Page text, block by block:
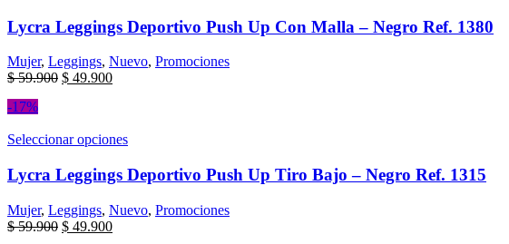
Lycra Leggings Deportivo Push Up Con Malla – Negro Ref. 1380
Mujer, Leggings, Nuevo, Promociones
$59.900 $ 49.900
-17%
Seleccionar opciones
Lycra Leggings Deportivo Push Up Tiro Bajo – Negro Ref. 1315
Mujer, Leggings, Nuevo, Promociones
$59.900 $ 49.900